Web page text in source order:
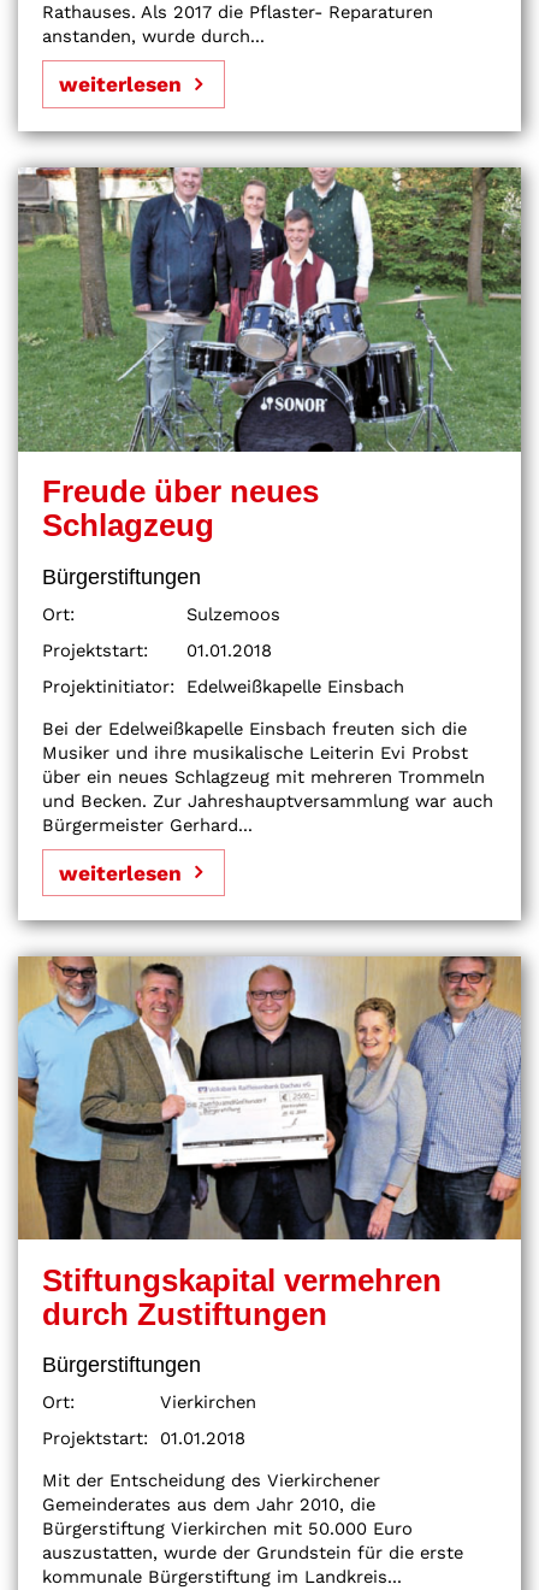
Rathauses. Als 2017 die Pflaster- Reparaturen
anstanden, wurde durch...
weiterlesen
Freude über neues
Schlagzeug
Bürgerstiftungen
Ort:
Sulzemoos
Projektstart:
01.01.2018
Projektinitiator:
Edelweißkapelle Einsbach
Bei der Edelweißkapelle Einsbach freuten sich die
Musiker und ihre musikalische Leiterin Evi Probst
über ein neues Schlagzeug mit mehreren Trommeln
und Becken. Zur Jahreshauptversammlung war auch
Bürgermeister Gerhard...
weiterlesen
Stiftungskapital vermehren
durch Zustiftungen
Bürgerstiftungen
Ort:
Vierkirchen
Projektstart:
01.01.2018
Mit der Entscheidung des Vierkirchener
Gemeinderates aus dem Jahr 2010, die
Bürgerstiftung Vierkirchen mit 50.000 Euro
auszustatten, wurde der Grundstein für die erste
kommunale Bürgerstiftung im Landkreis...